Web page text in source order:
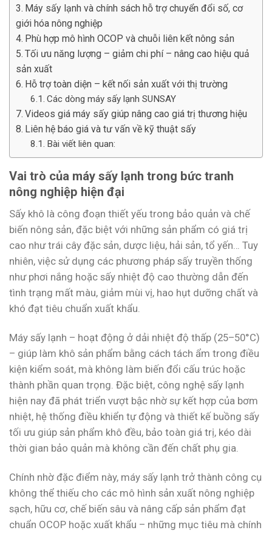
Máy sấy lạnh và chính sách hỗ trợ chuyển đổi số, cơ
giới hóa nông nghiệp
Phù hợp mô hình OCOP và chuỗi liên kết nông sản
Tối ưu năng lượng – giảm chi phí – nâng cao hiệu quả
sản xuất
Hỗ trợ toàn diện – kết nối sản xuất với thị trường
Các dòng máy sấy lạnh SUNSAY
Videos giá máy sấy giúp nâng cao giá trị thương hiệu
Liên hệ báo giá và tư vấn về kỹ thuật sấy
Bài viết liên quan:
Vai trò của máy sấy lạnh trong bức tranh
nông nghiệp hiện đại
Sấy khô là công đoạn thiết yếu trong bảo quản và chế
biến nông sản, đặc biệt với những sản phẩm có giá trị
cao như trái cây đặc sản, dược liệu, hải sản, tổ yến… Tuy
nhiên, việc sử dụng các phương pháp sấy truyền thống
như phơi nắng hoặc sấy nhiệt độ cao thường dẫn đến
tình trạng mất màu, giảm mùi vị, hao hụt dưỡng chất và
khó đạt tiêu chuẩn xuất khẩu.
Máy sấy lạnh – hoạt động ở dải nhiệt độ thấp (25–50°C)
– giúp làm khô sản phẩm bằng cách tách ẩm trong điều
kiện kiểm soát, mà không làm biến đổi cấu trúc hoặc
thành phần quan trọng. Đặc biệt, công nghệ sấy lạnh
hiện nay đã phát triển vượt bậc nhờ sự kết hợp của bơm
nhiệt, hệ thống điều khiển tự động và thiết kế buồng sấy
tối ưu giúp sản phẩm khô đều, bảo toàn giá trị, kéo dài
thời gian bảo quản mà không cần đến chất phụ gia.
Chính nhờ đặc điểm này, máy sấy lạnh trở thành công cụ
không thể thiếu cho các mô hình sản xuất nông nghiệp
sạch, hữu cơ, chế biến sâu và nâng cấp sản phẩm đạt
chuẩn OCOP hoặc xuất khẩu – những mục tiêu mà chính